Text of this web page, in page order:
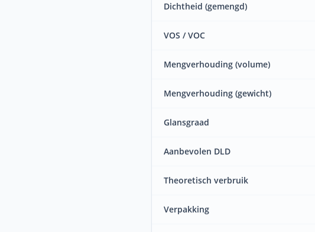
Dichtheid (gemengd)
VOS / VOC
Mengverhouding (volume)
Mengverhouding (gewicht)
Glansgraad
Aanbevolen DLD
Theoretisch verbruik
Verpakking